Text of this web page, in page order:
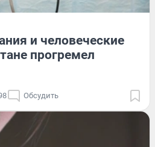
и человеческие
прогремел
Обсудить